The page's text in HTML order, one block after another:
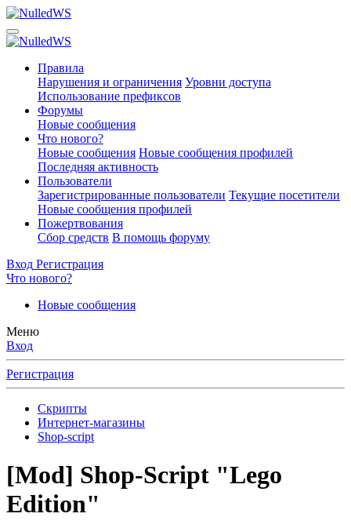
Правила
Нарушения и ограничения Уровни доступа
Использование префиксов
Форумы
Новые сообщения
Что нового?
Новые сообщения Новые сообщения профилей
Последняя активность
Пользователи
Зарегистрированные пользователи Текущие посетители
Новые сообщения профилей
Пожертвования
Сбор средств В помощь форуму
Вход Регистрация
Что нового?
Новые сообщения
Меню
Вход
Регистрация
Скрипты
Интернет-магазины
Shop-script
[Mod] Shop-Script "Lego
Edition"